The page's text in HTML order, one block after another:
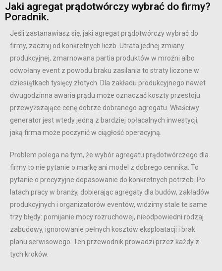
Jaki agregat prądotwórczy wybrać do firmy?
Poradnik.
Jeśli zastanawiasz się, jaki agregat prądotwórczy wybrać do
firmy, zacznij od konkretnych liczb. Utrata jednej zmiany
produkcyjnej, zmarnowana partia produktów w mroźni albo
odwołany event z powodu braku zasilania to straty liczone w
dziesiątkach tysięcy złotych. Dla zakładu produkcyjnego nawet
dwugodzinna awaria prądu może oznaczać koszty przestoju
przewyższające cenę dobrze dobranego agregatu. Właściwy
generator jest wtedy jedną z bardziej opłacalnych inwestycji,
jaką firma może poczynić w ciągłość operacyjną.
Problem polega na tym, że wybór agregatu prądotwórczego dla
firmy to nie pytanie o markę ani model z dobrego cennika. To
pytanie o precyzyjne dopasowanie do konkretnych potrzeb. Po
latach pracy w branży, dobierając agregaty dla budów, zakładów
produkcyjnych i organizatorów eventów, widzimy stale te same
trzy błędy: pomijanie mocy rozruchowej, nieodpowiedni rodzaj
zabudowy, ignorowanie pełnych kosztów eksploatacji i brak
planu serwisowego. Ten przewodnik prowadzi przez każdy z
tych kroków.